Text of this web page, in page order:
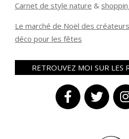
Carnet de style nature &
Le marché de Noël des créateurs
déco pour les fêtes
RETROUVEZ MOI SUR LES